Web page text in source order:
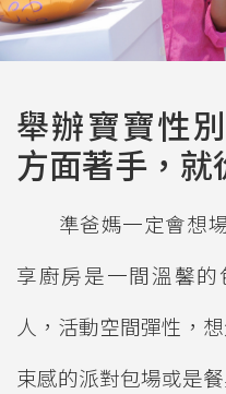
舉辦寶寶性
方面著手，就
準爸媽一定會想
享廚房是一間溫馨
人，活動空間彈性，
束感的派對包場或是